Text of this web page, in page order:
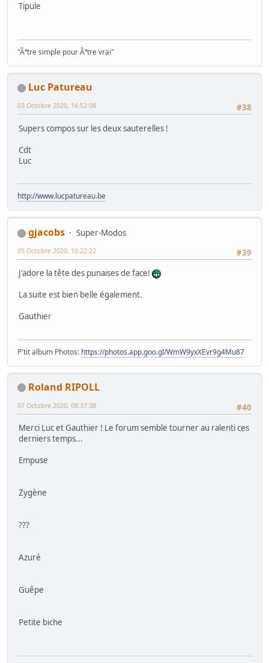
Tipule
"Ãªtre simple pour Ãªtre vrai"
Luc Patureau
#38
03 Octobre 2020, 16:52:08
Supers compos sur les deux sauterelles !
Cdt
Luc
http://www.lucpatureau.be
gjacobs
Super-Modos
#39
05 Octobre 2020, 10:22:22
J'adore la tête des punaises de face!
La suite est bien belle également.
Gauthier
P'tit album Photos: https://photos.app.goo.gl/WmW9yxXEvr9g4Mu87
Roland RIPOLL
#40
07 Octobre 2020, 08:37:38
Merci Luc et Gauthier ! Le forum semble tourner au ralenti ces
derniers temps...
Empuse
Zygène
???
Azuré
Guêpe
Petite biche